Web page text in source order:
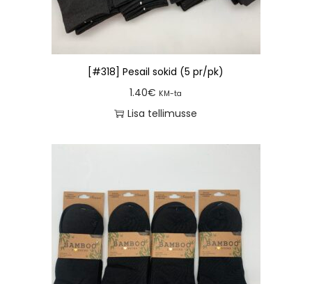
[#318] Pesail sokid (5 pr/pk)
1.40€ KM-ta
Lisa tellimusse